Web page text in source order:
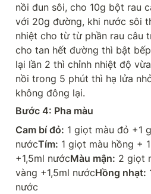
nồi đun sôi, cho 10g bột rau
với 20g đường, khi nước sôi
nhiệt cho từ từ phần rau câu
cho tan hết đường thì bật
lại lần 2 thì chỉnh nhiệt độ
nồi trong 5 phút thì hạ lửa
không đông lại.
Bước 4: Pha màu
Cam bí đỏ: 1 giọt màu đỏ +1
nướcTím: 1 giọt màu hồng +
+1,5ml nướcMàu mận: 2 giọt
vàng +1,5ml nướcHồng nhạt:
nước